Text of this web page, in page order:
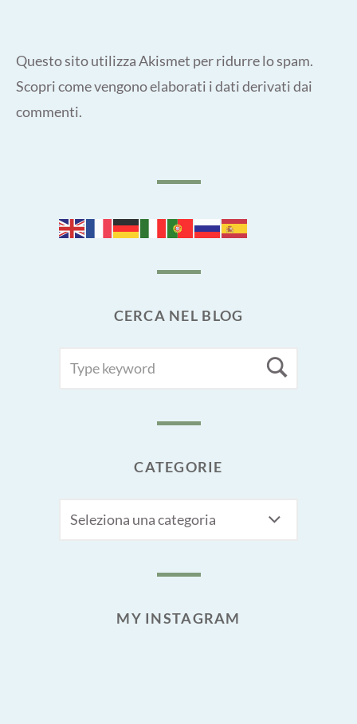
Questo sito utilizza Akismet per ridurre lo spam.
Scopri come vengono elaborati i dati derivati dai
commenti.
CERCA NEL BLOG
FOR:
CATEGORIE
MY INSTAGRAM